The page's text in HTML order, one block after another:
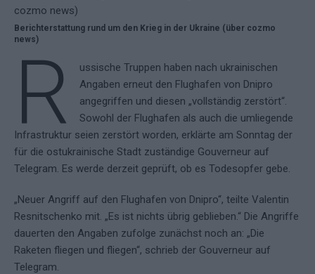
Berichterstattung rund um den Krieg in der Ukraine (über cozmo
news)
R
ussische Truppen haben nach ukrainischen
Angaben erneut den Flughafen von Dnipro
angegriffen und diesen „vollständig zerstört“.
Sowohl der Flughafen als auch die umliegende
Infrastruktur seien zerstört worden, erklärte am Sonntag der
für die ostukrainische Stadt zuständige Gouverneur auf
Telegram. Es werde derzeit geprüft, ob es Todesopfer gebe.
„Neuer Angriff auf den Flughafen von Dnipro“, teilte Valentin
Resnitschenko mit. „Es ist nichts übrig geblieben.“ Die Angriffe
dauerten den Angaben zufolge zunächst noch an: „Die
Raketen fliegen und fliegen“, schrieb der Gouverneur auf
Telegram.